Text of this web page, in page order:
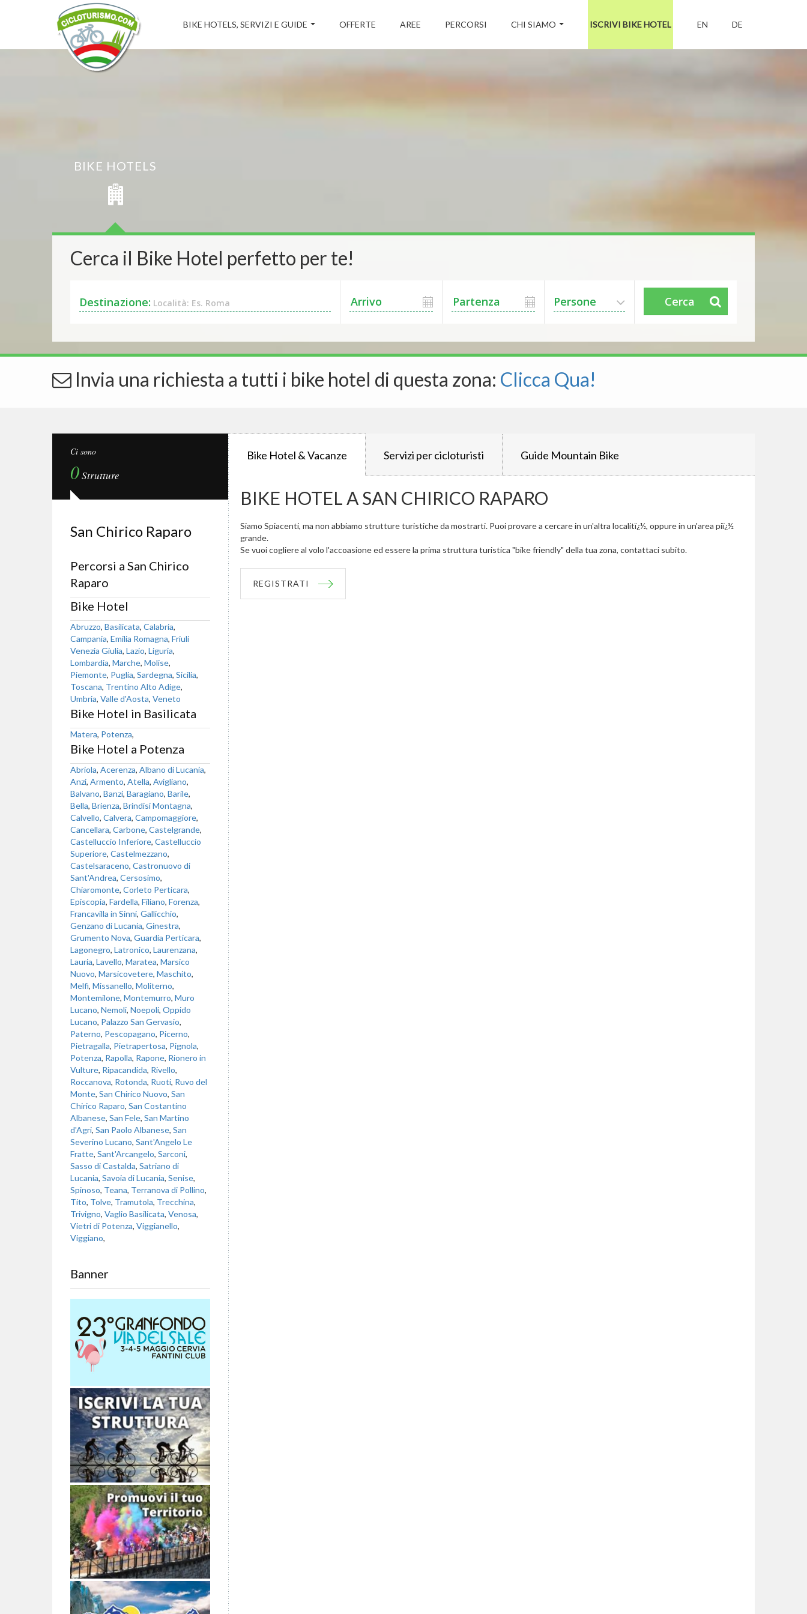
BIKE HOTELS, SERVIZI E GUIDE OFFERTE AREE PERCORSI CHI SIAMO ISCRIVI BIKE HOTEL EN DE
BIKE HOTELS
Cerca il Bike Hotel perfetto per te!
Destinazione: Località: Es. Roma Persone Cerca
Invia una richiesta a tutti i bike hotel di questa zona: Clicca Qua!
Bike Hotel & Vacanze Servizi per cicloturisti Guide Mountain Bike
BIKE HOTEL A SAN CHIRICO RAPARO
Siamo Spiacenti, ma non abbiamo strutture turistiche da mostrarti. Puoi provare a cercare in un'altra localitï¿½, oppure in un'area piï¿½
grande.
Se vuoi cogliere al volo l'accoasione ed essere la prima struttura turistica "bike friendly" della tua zona, contattaci subito.
REGISTRATI
Ci sono
0Strutture
San Chirico Raparo
Percorsi a San Chirico
Raparo
Bike Hotel
Abruzzo, Basilicata, Calabria,
Campania, Emilia Romagna, Friuli
Venezia Giulia, Lazio, Liguria,
Lombardia, Marche, Molise,
Piemonte, Puglia, Sardegna, Sicilia,
Toscana, Trentino Alto Adige,
Umbria, Valle d'Aosta, Veneto
Bike Hotel in Basilicata
Matera, Potenza,
Bike Hotel a Potenza
Abriola, Acerenza, Albano di Lucania,
Anzi, Armento, Atella, Avigliano,
Balvano, Banzi, Baragiano, Barile,
Bella, Brienza, Brindisi Montagna,
Calvello, Calvera, Campomaggiore,
Cancellara, Carbone, Castelgrande,
Castelluccio Inferiore, Castelluccio
Superiore, Castelmezzano,
Castelsaraceno, Castronuovo di
Sant'Andrea, Cersosimo,
Chiaromonte, Corleto Perticara,
Episcopia, Fardella, Filiano, Forenza,
Francavilla in Sinni, Gallicchio,
Genzano di Lucania, Ginestra,
Grumento Nova, Guardia Perticara,
Lagonegro, Latronico, Laurenzana,
Lauria, Lavello, Maratea, Marsico
Nuovo, Marsicovetere, Maschito,
Melfi, Missanello, Moliterno,
Montemilone, Montemurro, Muro
Lucano, Nemoli, Noepoli, Oppido
Lucano, Palazzo San Gervasio,
Paterno, Pescopagano, Picerno,
Pietragalla, Pietrapertosa, Pignola,
Potenza, Rapolla, Rapone, Rionero in
Vulture, Ripacandida, Rivello,
Roccanova, Rotonda, Ruoti, Ruvo del
Monte, San Chirico Nuovo, San
Chirico Raparo, San Costantino
Albanese, San Fele, San Martino
d'Agri, San Paolo Albanese, San
Severino Lucano, Sant'Angelo Le
Fratte, Sant'Arcangelo, Sarconi,
Sasso di Castalda, Satriano di
Lucania, Savoia di Lucania, Senise,
Spinoso, Teana, Terranova di Pollino,
Tito, Tolve, Tramutola, Trecchina,
Trivigno, Vaglio Basilicata, Venosa,
Vietri di Potenza, Viggianello,
Viggiano,
Banner